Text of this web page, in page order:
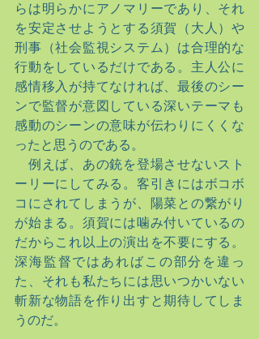
らは明らかにアノマリーであり、それ
を安定させようとする須賀（大人）や
刑事（社会監視システム）は合理的な
行動をしているだけである。主人公に
感情移入が持てなければ、最後のシー
ンで監督が意図している深いテーマも
感動のシーンの意味が伝わりにくくな
ったと思うのである。
例えば、あの銃を登場させないスト
ーリーにしてみる。客引きにはボコボ
コにされてしまうが、陽菜との繋がり
が始まる。須賀には噛み付いているの
だからこれ以上の演出を不要にする。
深海監督ではあればこの部分を違っ
た、それも私たちには思いつかいない
斬新な物語を作り出すと期待してしま
うのだ。